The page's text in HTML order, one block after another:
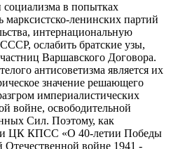
в попытках
марксистско-ленинских партий
интернациональную
ослабить братские узы,
Варшавского Договора.
антисоветизма является их
значение решающего
империалистических
войне, освободительной
Сил. Поэтому, как
ЦК КПСС «О 40-летии Победы
Отечественной войне 1941 -